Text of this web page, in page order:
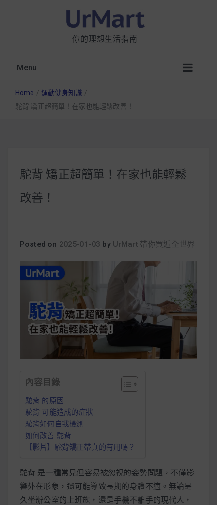
你的理想生活指南
Menu
早餐這樣料理最適合！
健身重訓菜單
運動健身飲食建議
2020 年最新蛋白粉終極指南，讓你一次搞
啦！
減醣食材推薦
Home / 運動健身知識 /
駝背 矯正超簡單！在家也能輕鬆改善！
駝背 矯正超簡單！在家也能輕鬆
改善！
Posted on 2025-01-03 by UrMart 帶你買遍全世界
內容目錄
駝背 的原因
駝背 可能造成的症狀
駝背如何自我檢測
如何改善 駝背
【影片】駝背矯正帶真的有用嗎？
駝背 是一種常見但容易被忽視的姿勢問題，不僅影
響外在形象，還可能導致長期的身體不適。無論是
久坐辦公室的上班族，還是手機不離手的現代人，